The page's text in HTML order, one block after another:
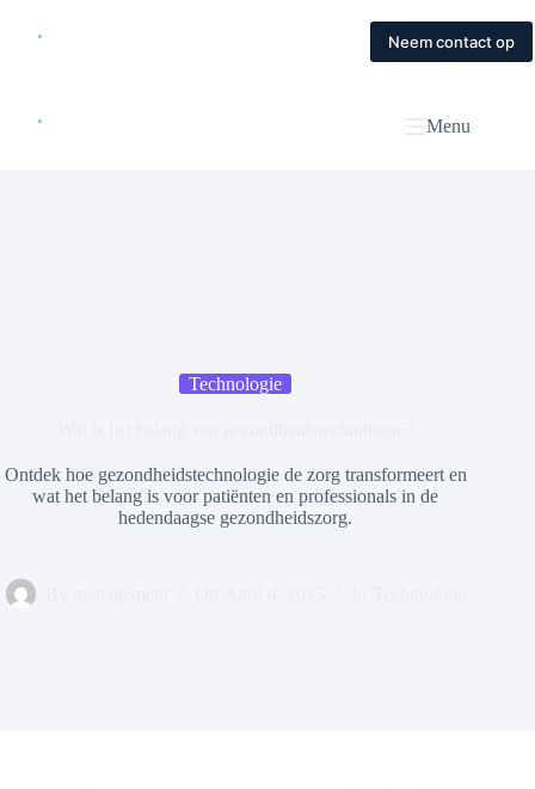
Contact
Neem contact op
Menu
Technologie
Ontdek hoe gezondheidstechnologie de zorg transformeert en
wat het belang is voor patiënten en professionals in de
hedendaagse gezondheidszorg.